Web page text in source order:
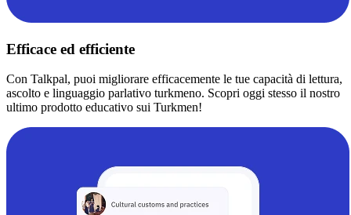
Efficace ed efficiente
Con Talkpal, puoi migliorare efficacemente le tue capacità di lettura,
ascolto e linguaggio parlativo turkmeno. Scopri oggi stesso il nostro
ultimo prodotto educativo sui Turkmen!